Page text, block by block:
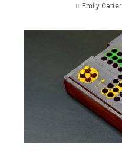
Emily Carter